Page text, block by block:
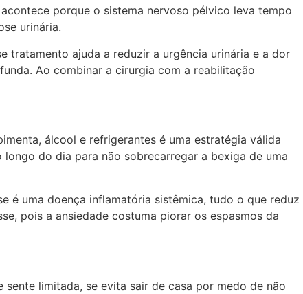
porque o sistema nervoso pélvico leva tempo
urinária.
tratamento ajuda a reduzir a urgência urinária e a dor
Ao combinar a cirurgia com a reabilitação
álcool e refrigerantes é uma estratégia válida
do dia para não sobrecarregar a bexiga de uma
é uma doença inflamatória sistêmica, tudo o que reduz
pois a ansiedade costuma piorar os espasmos da
limitada, se evita sair de casa por medo de não